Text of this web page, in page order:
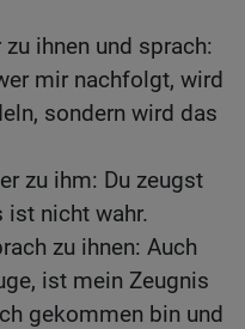
ihnen und sprach:
mir nachfolgt, wird
sondern wird das
zu ihm: Du zeugst
ist nicht wahr.
zu ihnen: Auch
ist mein Zeugnis
gekommen bin und